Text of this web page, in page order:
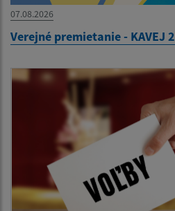
07.08.2026
Verejné premietanie - KAVEJ 2